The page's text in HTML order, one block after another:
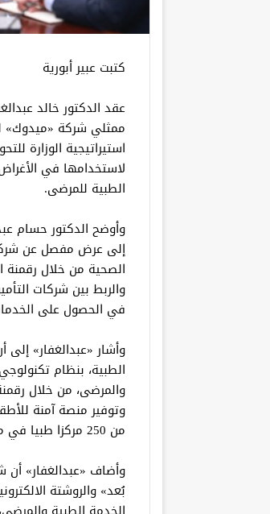
كتبت عبير أبورية
عقد الدكتور خالد
ممثلي شركة «ميدوك»
استيراتيجية الوزارة
لاستخدامها في
الطبية للمرضى.
وأوضح الدكتور حسام
إلى عرض مفصل عن
الصحية من خلال رقمنة
والربط بين شركات
في الحصول على
وأشار «عبدالغفار»
الطبية، بنظام
والمرضى، من خلال
وتوفير منصة آمنة
من 250 مركزا طبيا في محافظة الإسكندرية.
وأضاف «عبدالغفار»
بُعد» والروشتة